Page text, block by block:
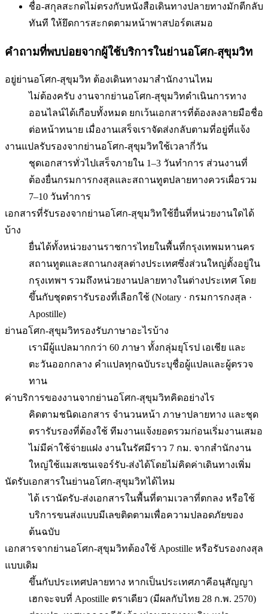
ชื่อ-สกุลสะกดไม่ตรงกับหนังสือเดินทางปลายทางมักตีกลับ
ทันที ให้ยึดการสะกดตามหน้าพาสปอร์ตเสมอ
คำถามที่พบบ่อยจากผู้ใช้บริการในย่านอโศก-สุขุมวิท
อยู่ย่านอโศก-สุขุมวิท ต้องเดินทางมาสำนักงานไหม
ไม่ต้องครับ งานจากย่านอโศก-สุขุมวิทดำเนินการทาง
ออนไลน์ได้เกือบทั้งหมด ยกเว้นเอกสารที่ต้องลงลายมือชื่อ
ต่อหน้าทนาย เมื่องานเสร็จเราจัดส่งกลับตามที่อยู่ที่แจ้ง
งานแปลรับรองจากย่านอโศก-สุขุมวิทใช้เวลากี่วัน
ชุดเอกสารทั่วไปเสร็จภายใน 1–3 วันทำการ ส่วนงานที่
ต้องยื่นกรมการกงสุลและสถานทูตปลายทางควรเผื่อรวม
7–10 วันทำการ
เอกสารที่รับรองจากย่านอโศก-สุขุมวิทใช้ยื่นที่หน่วยงานใดได้
บ้าง
ยื่นได้ทั้งหน่วยงานราชการไทยในพื้นที่กรุงเทพมหานคร
สถานทูตและสถานกงสุลต่างประเทศซึ่งส่วนใหญ่ตั้งอยู่ใน
กรุงเทพฯ รวมถึงหน่วยงานปลายทางในต่างประเทศ โดย
ขึ้นกับชุดตรารับรองที่เลือกใช้ (Notary · กรมการกงสุล ·
Apostille)
ย่านอโศก-สุขุมวิทรองรับภาษาอะไรบ้าง
เรามีผู้แปลมากกว่า 60 ภาษา ทั้งกลุ่มยุโรป เอเชีย และ
ตะวันออกกลาง คำแปลทุกฉบับระบุชื่อผู้แปลและผู้ตรวจ
ทาน
ค่าบริการของงานจากย่านอโศก-สุขุมวิทคิดอย่างไร
คิดตามชนิดเอกสาร จำนวนหน้า ภาษาปลายทาง และชุด
ตรารับรองที่ต้องใช้ ทีมงานแจ้งยอดรวมก่อนเริ่มงานเสมอ
ไม่มีค่าใช้จ่ายแฝง งานในรัศมีราว 7 กม. จากสำนักงาน
ใหญ่ใช้แมสเซนเจอร์รับ-ส่งได้โดยไม่คิดค่าเดินทางเพิ่ม
นัดรับเอกสารในย่านอโศก-สุขุมวิทได้ไหม
ได้ เรานัดรับ-ส่งเอกสารในพื้นที่ตามเวลาที่ตกลง หรือใช้
บริการขนส่งแบบมีเลขติดตามเพื่อความปลอดภัยของ
ต้นฉบับ
เอกสารจากย่านอโศก-สุขุมวิทต้องใช้ Apostille หรือรับรองกงสุล
แบบเดิม
ขึ้นกับประเทศปลายทาง หากเป็นประเทศภาคีอนุสัญญา
เฮกจะจบที่ Apostille ตราเดียว (มีผลกับไทย 28 ก.พ. 2570)